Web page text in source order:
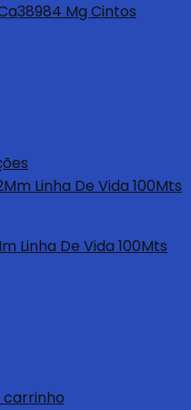
Mg Cintos
Linha De Vida 100Mts
carrinho